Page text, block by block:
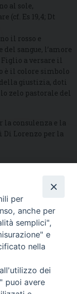
al sole,
(cf. Es 19,4; Dt
il rosso e
del sangue, l’amore
a versare il
è il colore simbolo
giustizia, doti
zelo pastorale del
consulenza e la
Di Lorenzo per la
ALBANO
06.9323844
- 13:00
- 12:30
per
anche per
semplici",
e
nella
dei
puoi avere